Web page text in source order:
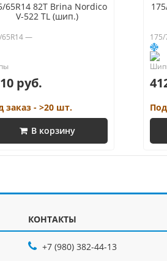
65R14 82T Brina Nordico
V-522 TL (шип.)
65R14 —
руб.
заказ - >20 шт.
В корзину
КОНТАКТЫ
+7 (980) 382-44-13